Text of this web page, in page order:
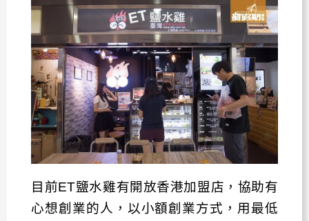
目前ET鹽水雞有開放香港加盟店，協助有
心想創業的人，以小額創業方式，用最低